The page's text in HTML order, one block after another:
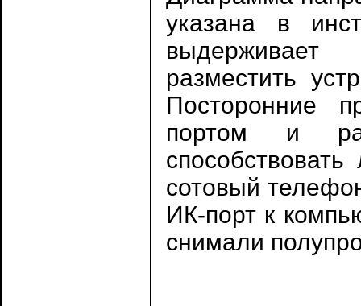
указана в
разместить
Посторонние
портом и
сотовый
ИК-порт к
снимали